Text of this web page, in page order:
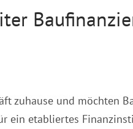
zuhause und möchten
ein etabliertes